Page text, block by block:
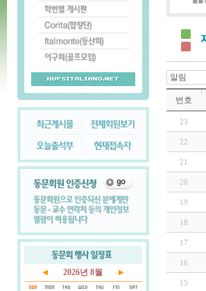
2026년 8월
번호
23
22
21
20
19
18
17
16
15